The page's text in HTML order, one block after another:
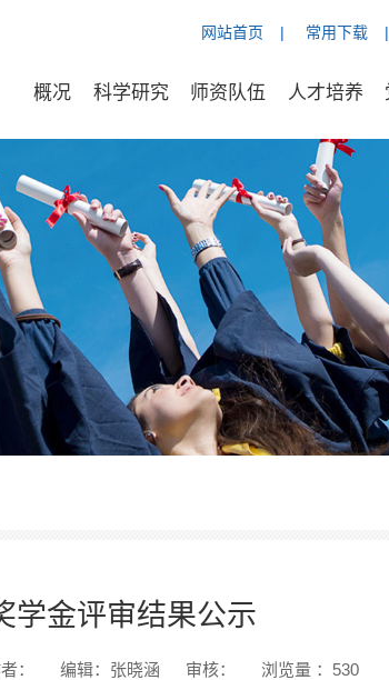
网站首页 | 常用下载 |
概况 科学研究 师资队伍 人才培养
学金评审结果公示
： 编辑：张晓涵 审核： 浏览量 ： 530